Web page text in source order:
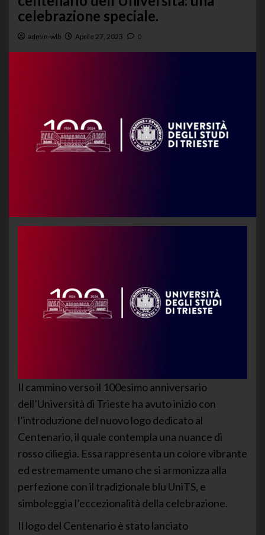
celebrazione speciale.
admin-wlb Aprile 27, 2023 0
Il cammino verso il 100esimo anniversario
dell’Università di Trieste ha avuto inizio con
l’introduzione del nuovo logo dedicato al
Centenario, il quale contempla una nuance di
rosso ciliegia. Essa rappresenta un colore vibrante
ed estremamente umano che si armonizza alla
perfezione con il tradizionale blu UniTS, e
simboleggia l’eccezionalità della celebrazione.
Il logo del Centenario è stato lanciato